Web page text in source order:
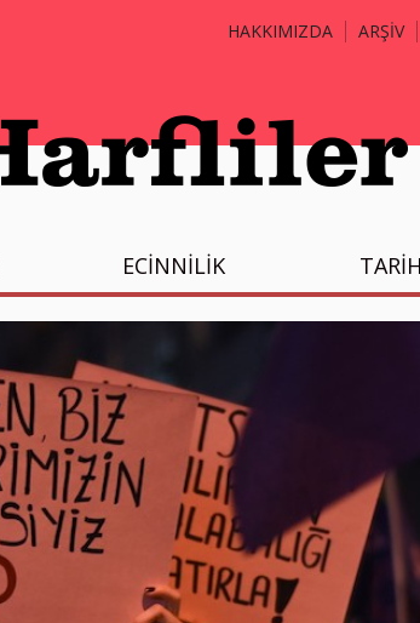
HAKKIMIZDA ARŞİV
ECİNNİLİK